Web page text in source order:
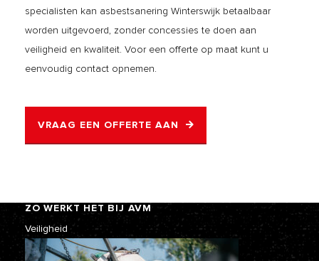
specialisten kan asbestsanering Winterswijk betaalbaar
worden uitgevoerd, zonder concessies te doen aan
veiligheid en kwaliteit. Voor een offerte op maat kunt u
eenvoudig contact opnemen.
VRAAG EEN OFFERTE AAN
ZO WERKT HET BIJ AVM
Veiligheid